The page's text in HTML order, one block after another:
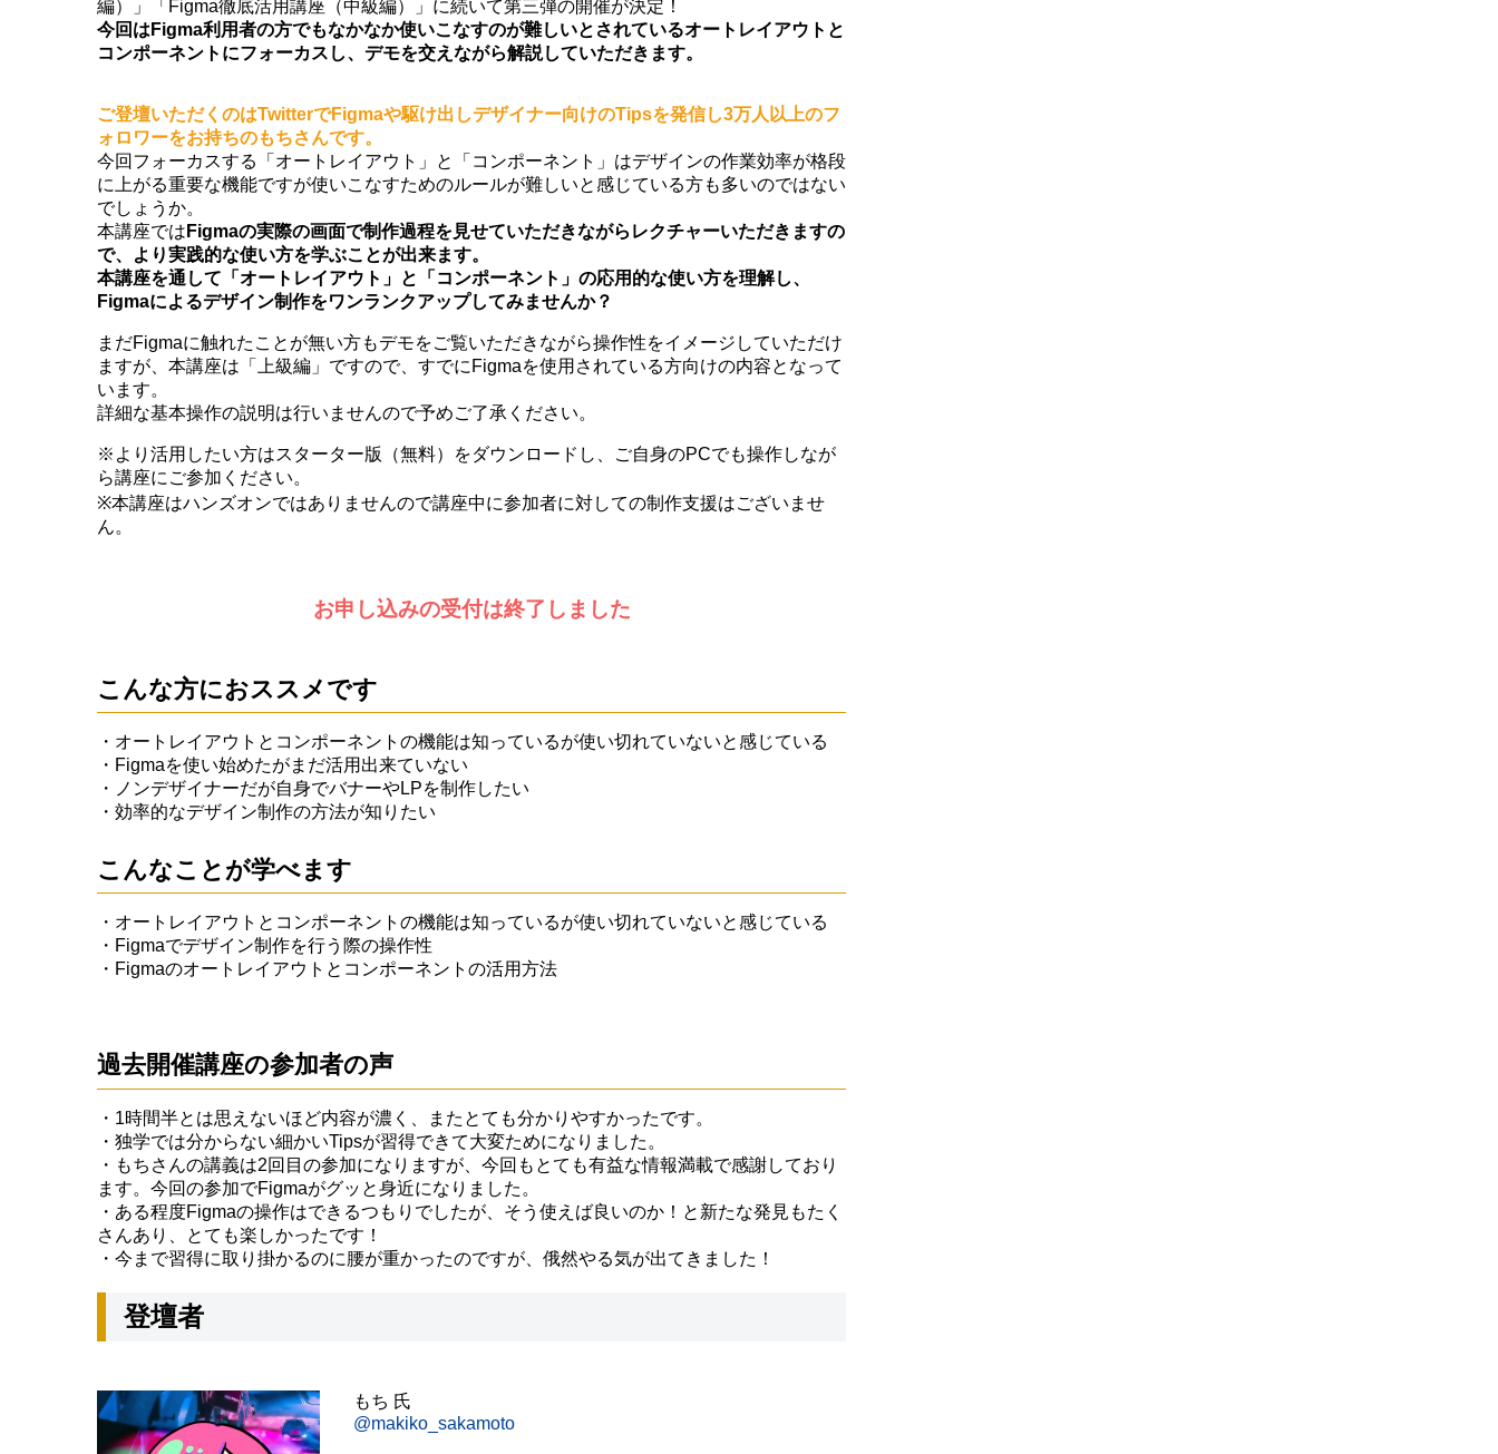
編）」「Figma徹底活用講座（中級編）」に続いて第三弾の開催が決定！
今回はFigma利用者の方でもなかなか使いこなすのが難しいとされているオートレイアウトと
コンポーネントにフォーカスし、デモを交えながら解説していただきます。
ご登壇いただくのはTwitterでFigmaや駆け出しデザイナー向けのTipsを発信し3万人以上のフ
ォロワーをお持ちのもちさんです。
今回フォーカスする「オートレイアウト」と「コンポーネント」はデザインの作業効率が格段
に上がる重要な機能ですが使いこなすためのルールが難しいと感じている方も多いのではない
でしょうか。
本講座では Figmaの実際の画面で制作過程を見せていただきながらレクチャーいただきますの
で、より実践的な使い方を学ぶことが出来ます。
本講座を通して「オートレイアウト」と「コンポーネント」の応用的な使い方を理解し、
Figmaによるデザイン制作をワンランクアップしてみませんか？
まだFigmaに触れたことが無い方もデモをご覧いただきながら操作性をイメージしていただけ
ますが、本講座は「上級編」ですので、すでにFigmaを使用されている方向けの内容となって
います。
詳細な基本操作の説明は行いませんので予めご了承ください。
※より活用したい方はスターター版（無料）をダウンロードし、ご自身のPCでも操作しなが
ら講座にご参加ください。
※本講座はハンズオンではありませんので講座中に参加者に対しての制作支援はございませ
ん。
お申し込みの受付は終了しました
こんな方におススメです
・オートレイアウトとコンポーネントの機能は知っているが使い切れていないと感じている
・Figmaを使い始めたがまだ活用出来ていない
・ノンデザイナーだが自身でバナーやLPを制作したい
・効率的なデザイン制作の方法が知りたい
こんなことが学べます
・オートレイアウトとコンポーネントの機能は知っているが使い切れていないと感じている
・Figmaでデザイン制作を行う際の操作性
・Figmaのオートレイアウトとコンポーネントの活用方法
過去開催講座の参加者の声
・1時間半とは思えないほど内容が濃く、またとても分かりやすかったです。
・独学では分からない細かいTipsが習得できて大変ためになりました。
・もちさんの講義は2回目の参加になりますが、今回もとても有益な情報満載で感謝しており
ます。今回の参加でFigmaがグッと身近になりました。
・ある程度Figmaの操作はできるつもりでしたが、そう使えば良いのか！と新たな発見もたく
さんあり、とても楽しかったです！
・今まで習得に取り掛かるのに腰が重かったのですが、俄然やる気が出てきました！
登壇者
もち 氏
@makiko_sakamoto